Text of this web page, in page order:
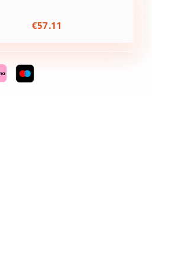
€57.11